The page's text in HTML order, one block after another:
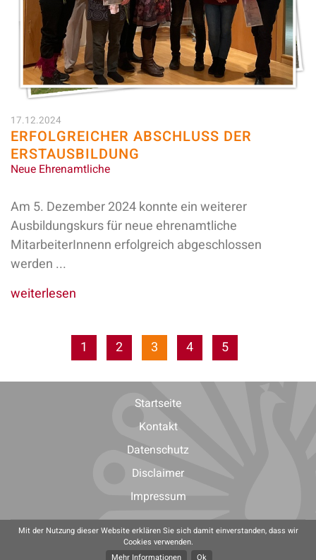
17.12.2024
ERFOLGREICHER ABSCHLUSS DER
ERSTAUSBILDUNG
Neue Ehrenamtliche
Am 5. Dezember 2024 konnte ein weiterer
Ausbildungskurs für neue ehrenamtliche
MitarbeiterInnenn erfolgreich abgeschlossen
werden ...
weiterlesen
1 2 3 4 5
Startseite
Kontakt
Datenschutz
Disclaimer
Impressum
Mit der Nutzung dieser Website erklären Sie sich damit einverstanden, dass wir
Cookies verwenden.
Mehr Informationen
Ok